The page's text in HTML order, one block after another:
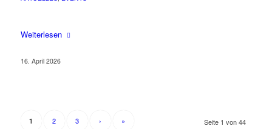
Weiterlesen
16. April 2026
Seite 1 von 44
1 2 3 › »